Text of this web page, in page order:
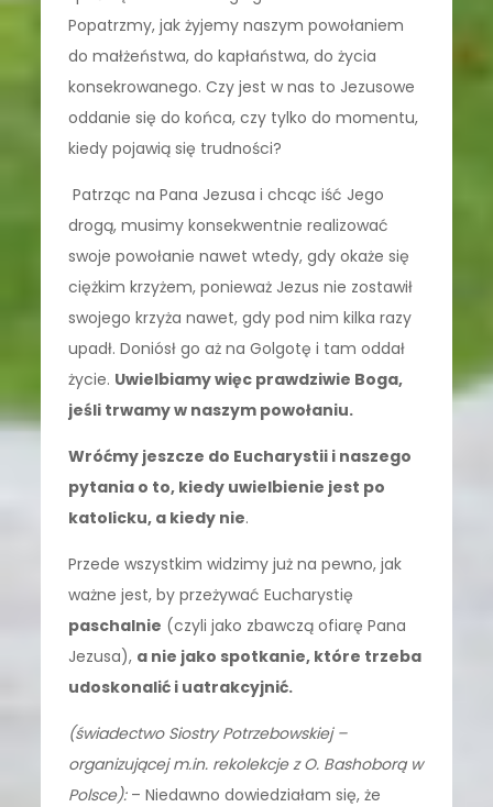
Popatrzmy, jak żyjemy naszym powołaniem
do małżeństwa, do kapłaństwa, do życia
konsekrowanego. Czy jest w nas to Jezusowe
oddanie się do końca, czy tylko do momentu,
kiedy pojawią się trudności?
Patrząc na Pana Jezusa i chcąc iść Jego
drogą, musimy konsekwentnie realizować
swoje powołanie nawet wtedy, gdy okaże się
ciężkim krzyżem, ponieważ Jezus nie zostawił
swojego krzyża nawet, gdy pod nim kilka razy
upadł. Doniósł go aż na Golgotę i tam oddał
życie. Uwielbiamy więc prawdziwie Boga,
jeśli trwamy w naszym powołaniu.
Wróćmy jeszcze do Eucharystii i naszego
pytania o to, kiedy uwielbienie jest po
katolicku, a kiedy nie.
Przede wszystkim widzimy już na pewno, jak
ważne jest, by przeżywać Eucharystię
paschalnie (czyli jako zbawczą ofiarę Pana
Jezusa), a nie jako spotkanie, które trzeba
udoskonalić i uatrakcyjnić.
(świadectwo Siostry Potrzebowskiej –
organizującej m.in. rekolekcje z O. Bashoborą w
Polsce):– Niedawno dowiedziałam się, że